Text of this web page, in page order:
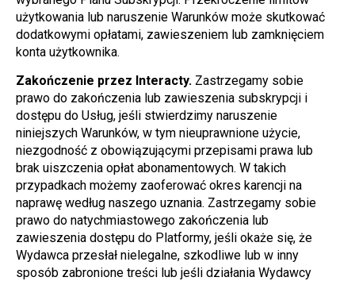
użytkowania lub naruszenie Warunków może skutkować
dodatkowymi opłatami, zawieszeniem lub zamknięciem
konta użytkownika.
Zakończenie przez Interacty. Zastrzegamy sobie
prawo do zakończenia lub zawieszenia subskrypcji i
dostępu do Usług, jeśli stwierdzimy naruszenie
niniejszych Warunków, w tym nieuprawnione użycie,
niezgodność z obowiązującymi przepisami prawa lub
brak uiszczenia opłat abonamentowych. W takich
przypadkach możemy zaoferować okres karencji na
naprawę według naszego uznania. Zastrzegamy sobie
prawo do natychmiastowego zakończenia lub
zawieszenia dostępu do Platformy, jeśli okaże się, że
Wydawca przesłał nielegalne, szkodliwe lub w inny
sposób zabronione treści lub jeśli działania Wydawcy